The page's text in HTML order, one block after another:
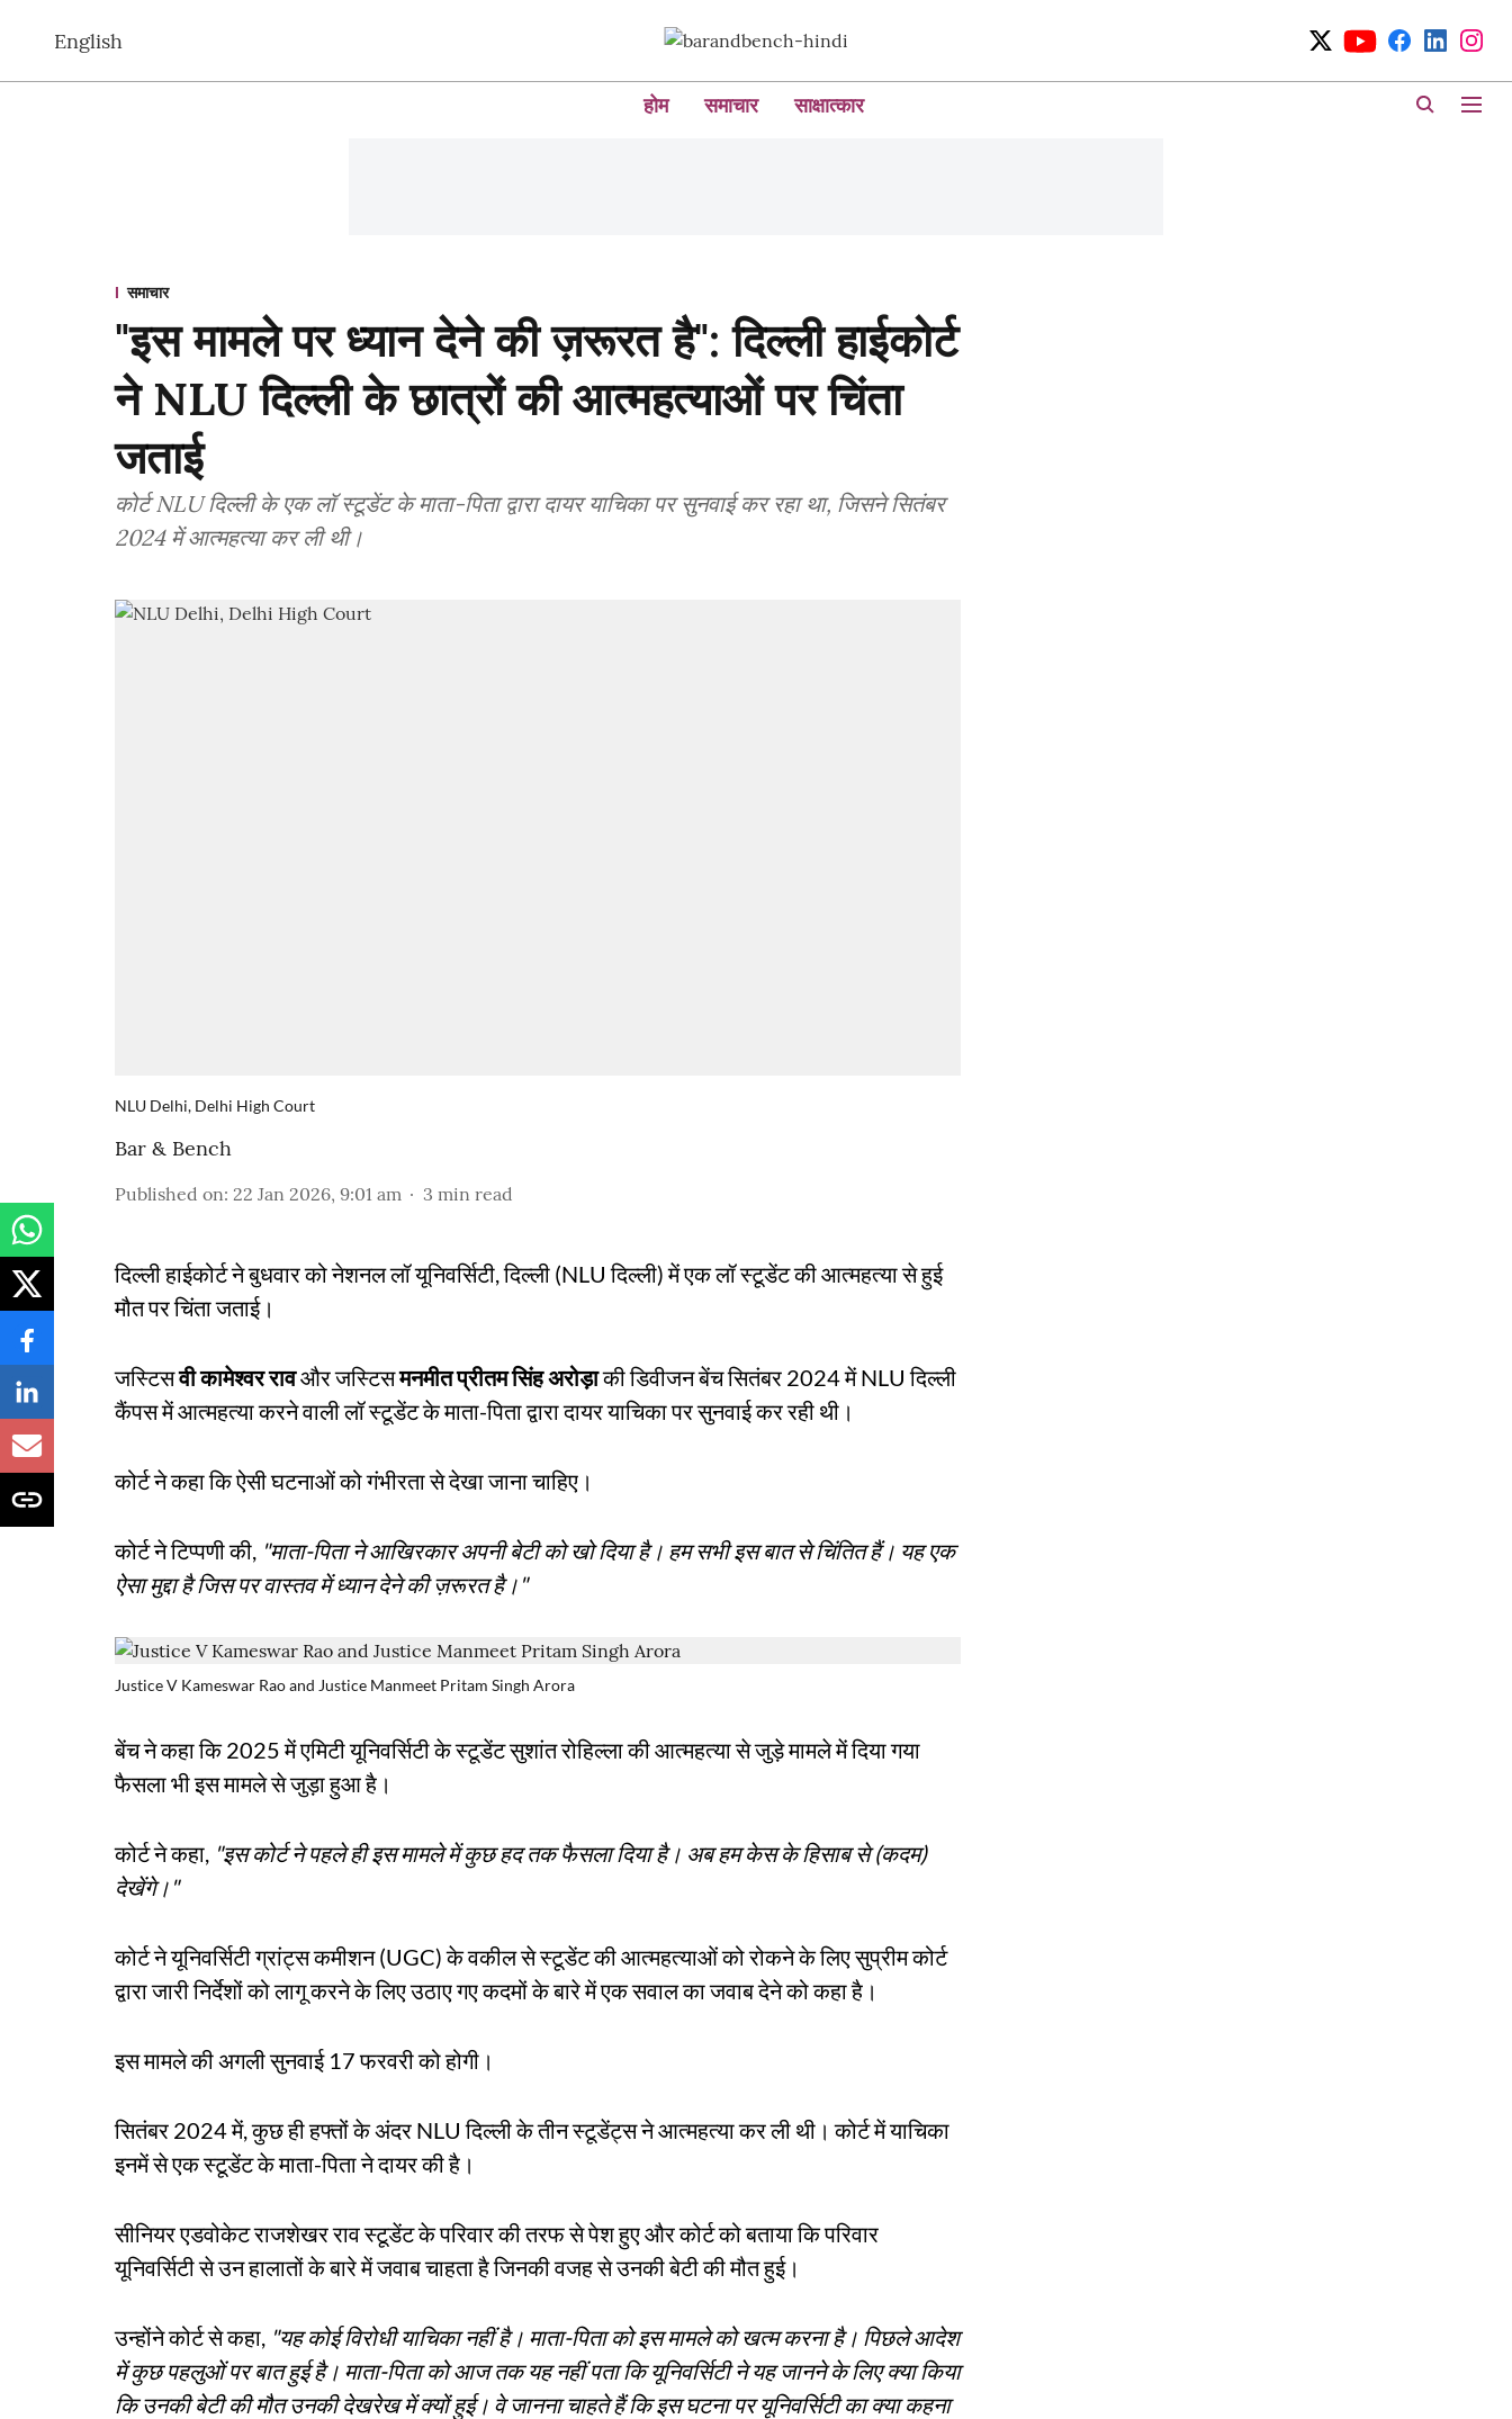
English
होम समाचार साक्षात्कार
समाचार
"इस मामले पर ध्यान देने की ज़रूरत है": दिल्ली हाईकोर्ट
ने NLU दिल्ली के छात्रों की आत्महत्याओं पर चिंता
जताई
कोर्ट NLU ​​दिल्ली के एक लॉ स्टूडेंट के माता-पिता द्वारा दायर याचिका पर सुनवाई कर रहा था, जिसने सितंबर
2024 में आत्महत्या कर ली थी।
NLU Delhi, Delhi High Court
Bar & Bench
Published on: 22 Jan 2026, 9:01 am 3 min read
दिल्ली हाईकोर्ट ने बुधवार को नेशनल लॉ यूनिवर्सिटी, दिल्ली (NLU दिल्ली) में एक लॉ स्टूडेंट की आत्महत्या से हुई
मौत पर चिंता जताई।
जस्टिसवी कामेश्वर रावऔर जस्टिसमनमीत प्रीतम सिंह अरोड़ाकी डिवीजन बेंच सितंबर 2024 में NLU दिल्ली
कैंपस में आत्महत्या करने वाली लॉ स्टूडेंट के माता-पिता द्वारा दायर याचिका पर सुनवाई कर रही थी।
कोर्ट ने कहा कि ऐसी घटनाओं को गंभीरता से देखा जाना चाहिए।
कोर्ट ने टिप्पणी की, "माता-पिता ने आखिरकार अपनी बेटी को खो दिया है। हम सभी इस बात से चिंतित हैं। यह एक
ऐसा मुद्दा है जिस पर वास्तव में ध्यान देने की ज़रूरत है।"
Justice V Kameswar Rao and Justice Manmeet Pritam Singh Arora
बेंच ने कहा कि 2025 में एमिटी यूनिवर्सिटी के स्टूडेंट सुशांत रोहिल्ला की आत्महत्या से जुड़े मामले में दिया गया
फैसला भी इस मामले से जुड़ा हुआ है।
कोर्ट ने कहा, "इस कोर्ट ने पहले ही इस मामले में कुछ हद तक फैसला दिया है। अब हम केस के हिसाब से (कदम)
देखेंगे।"
कोर्ट ने यूनिवर्सिटी ग्रांट्स कमीशन (UGC) के वकील से स्टूडेंट की आत्महत्याओं को रोकने के लिए सुप्रीम कोर्ट
द्वारा जारी निर्देशों को लागू करने के लिए उठाए गए कदमों के बारे में एक सवाल का जवाब देने को कहा है।
इस मामले की अगली सुनवाई 17 फरवरी को होगी।
सितंबर 2024 में, कुछ ही हफ्तों के अंदर NLU दिल्ली के तीन स्टूडेंट्स ने आत्महत्या कर ली थी। कोर्ट में याचिका
इनमें से एक स्टूडेंट के माता-पिता ने दायर की है।
सीनियर एडवोकेट राजशेखर राव स्टूडेंट के परिवार की तरफ से पेश हुए और कोर्ट को बताया कि परिवार
यूनिवर्सिटी से उन हालातों के बारे में जवाब चाहता है जिनकी वजह से उनकी बेटी की मौत हुई।
उन्होंने कोर्ट से कहा, "यह कोई विरोधी याचिका नहीं है। माता-पिता को इस मामले को खत्म करना है। पिछले आदेश
में कुछ पहलुओं पर बात हुई है। माता-पिता को आज तक यह नहीं पता कि यूनिवर्सिटी ने यह जानने के लिए क्या किया
कि उनकी बेटी की मौत उनकी देखरेख में क्यों हुई। वे जानना चाहते हैं कि इस घटना पर यूनिवर्सिटी का क्या कहना